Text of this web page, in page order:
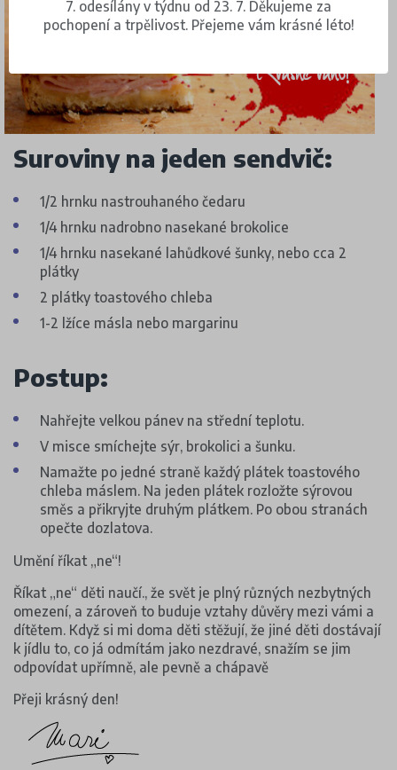
Suroviny na jeden sendvič:
1/2 hrnku nastrouhaného čedaru
1/4 hrnku nadrobno nasekané brokolice
1/4 hrnku nasekané lahůdkové šunky, nebo cca 2
plátky
2 plátky toastového chleba
1-2 lžíce másla nebo margarinu
Postup:
Nahřejte velkou pánev na střední teplotu.
V misce smíchejte sýr, brokolici a šunku.
Namažte po jedné straně každý plátek toastového
chleba máslem. Na jeden plátek rozložte sýrovou
směs a přikryjte druhým plátkem. Po obou stranách
opečte dozlatova.
Umění říkat „ne“!
Říkat „ne“ děti naučí., že svět je plný různých nezbytných
omezení, a zároveň to buduje vztahy důvěry mezi vámi a
dítětem. Když si mi doma děti stěžují, že jiné děti dostávají
k jídlu to, co já odmítám jako nezdravé, snažím se jim
odpovídat upřímně, ale pevně a chápavě
Přeji krásný den!
7. odesílány v týdnu od 23. 7. Děkujeme za
pochopení a trpělivost. Přejeme vám krásné léto!